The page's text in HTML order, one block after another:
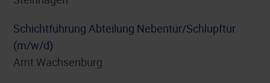
Schichtführung Abteilung Nebentür/Schlupftür
(m/w/d)
Amt Wachsenburg